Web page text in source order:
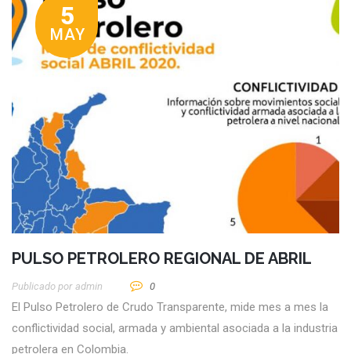
5
MAY
PULSO PETROLERO REGIONAL DE ABRIL
Publicado por Admin 0
El Pulso Petrolero de Crudo Transparente, mide mes a mes la
conflictividad social, armada y ambiental asociada a la industria
petrolera en Colombia.